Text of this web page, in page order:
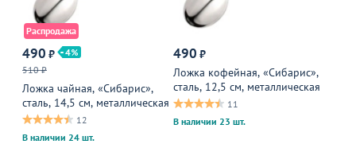
Распродажа
490 ₽
4
510 ₽
Ложка чайная, «Сибарис»,
сталь, 14,5 см, металлическая
12
В наличии 24 шт.
490 ₽
Ложка кофейная, «Сибарис»,
сталь, 12,5 см, металлическая
11
В наличии 23 шт.